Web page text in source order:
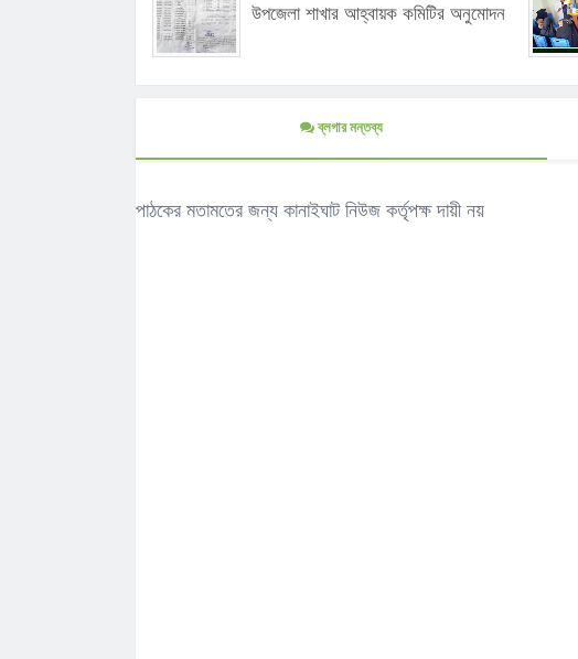
উপজেলা শাখার আহ্বায়ক কমিটির অনুমোদন
ব্লগার মন্তব্য
পাঠকের মতামতের জন্য কানাইঘাট নিউজ কর্তৃপক্ষ দায়ী নয়